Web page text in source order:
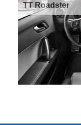
TT Roadster